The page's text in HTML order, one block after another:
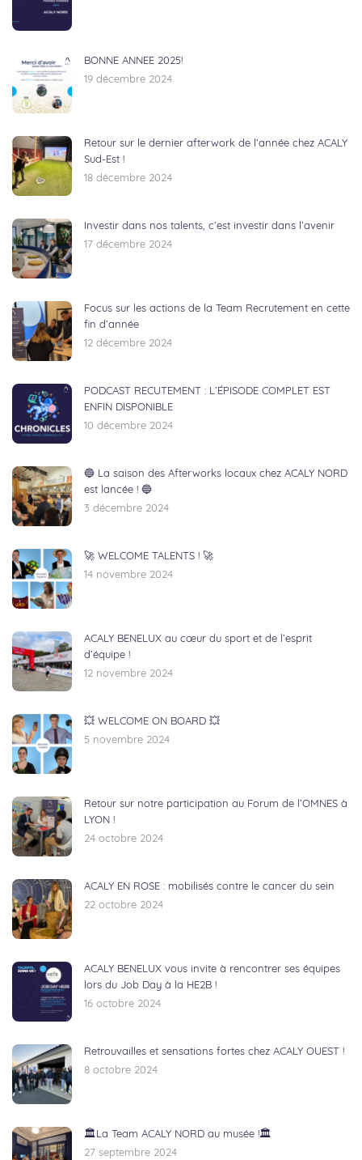
BONNE ANNEE 2025!
19 décembre 2024
Retour sur le dernier afterwork de l’année chez ACALY
Sud-Est !
18 décembre 2024
Investir dans nos talents, c’est investir dans l’avenir
17 décembre 2024
Focus sur les actions de la Team Recrutement en cette
fin d’année
12 décembre 2024
PODCAST RECUTEMENT : L’ÉPISODE COMPLET EST
ENFIN DISPONIBLE
10 décembre 2024
🔵 La saison des Afterworks locaux chez ACALY NORD
est lancée ! 🔵
3 décembre 2024
🚀 WELCOME TALENTS ! 🚀
14 novembre 2024
ACALY BENELUX au cœur du sport et de l’esprit
d’équipe !
12 novembre 2024
💥 WELCOME ON BOARD 💥
5 novembre 2024
Retour sur notre participation au Forum de l’OMNES à
LYON !
24 octobre 2024
ACALY EN ROSE : mobilisés contre le cancer du sein
22 octobre 2024
ACALY BENELUX vous invite à rencontrer ses équipes
lors du Job Day à la HE2B !
16 octobre 2024
Retrouvailles et sensations fortes chez ACALY OUEST !
8 octobre 2024
🏛️La Team ACALY NORD au musée !🏛️
27 septembre 2024